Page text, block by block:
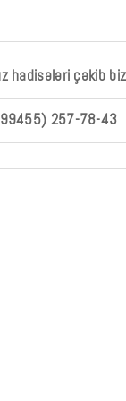
hadisələri çəkib
257-78-43